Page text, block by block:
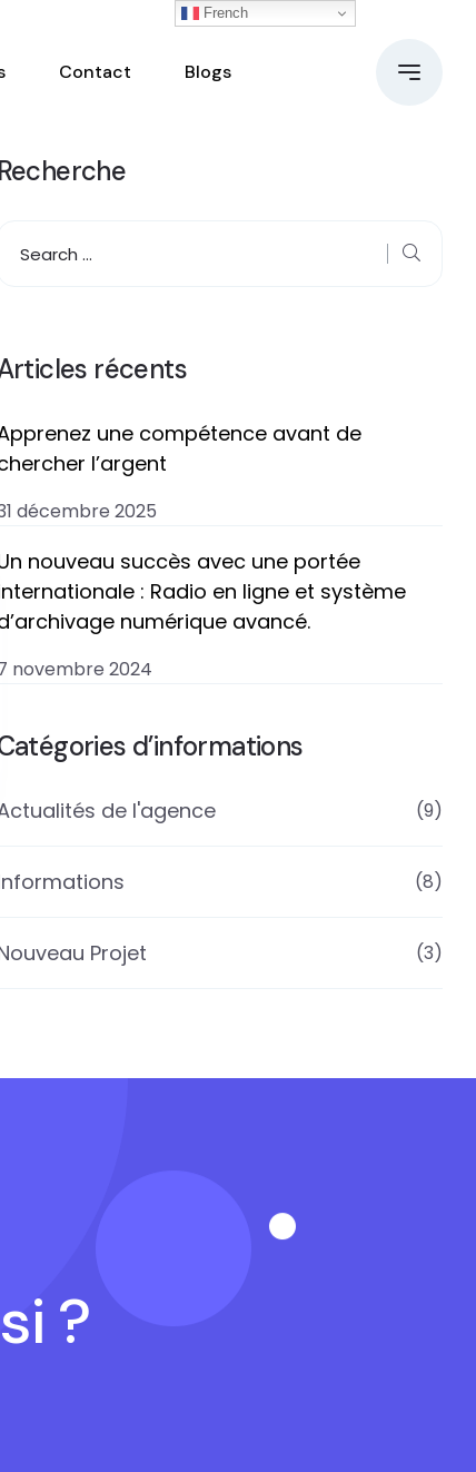
Contact Blogs
Recherche
récents
une compétence avant de
l’argent
décembre 2025
nouveau succès avec une portée
: Radio en ligne et système
numérique avancé.
novembre 2024
d’informations
de l'agence (9)
(8)
Projet (3)
?
French